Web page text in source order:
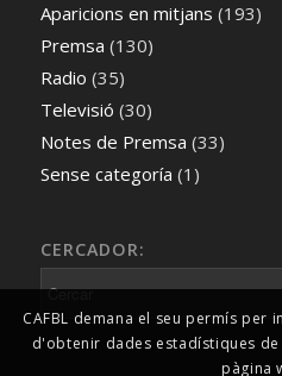
Aparicions en mitjans (193)
Premsa (130)
Radio (35)
Televisió (30)
Notes de Premsa (33)
Sense categoría (1)
CERCADOR:
CAFBL demana el seu permís per
d'obtenir dades estadístiques de
pàgina